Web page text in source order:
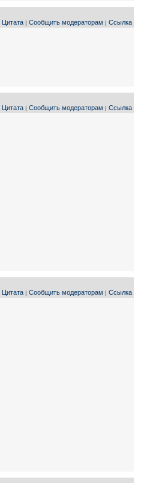
Цитата | Сообщить модераторам | Ссылка
Цитата | Сообщить модераторам | Ссылка
Цитата | Сообщить модераторам | Ссылка